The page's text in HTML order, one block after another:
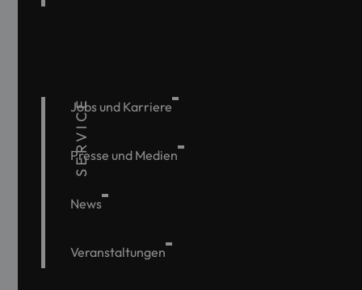
SERVICE
Jobs und Karriere
Presse und Medien
News
Veranstaltungen